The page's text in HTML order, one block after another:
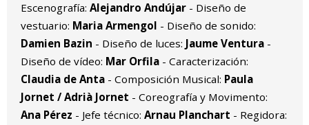
Escenografía: Alejandro Andújar- Diseño de
vestuario: Maria Armengol - Diseño de sonido:
Damien Bazin - Diseño de luces: Jaume Ventura-
Diseño de vídeo: Mar Orfila- Caracterización:
Claudia de Anta - Composición Musical: Paula
Jornet / Adrià Jornet - Coreografía y Movimento:
Ana Pérez - Jefe técnico: Arnau Planchart - Regidora: